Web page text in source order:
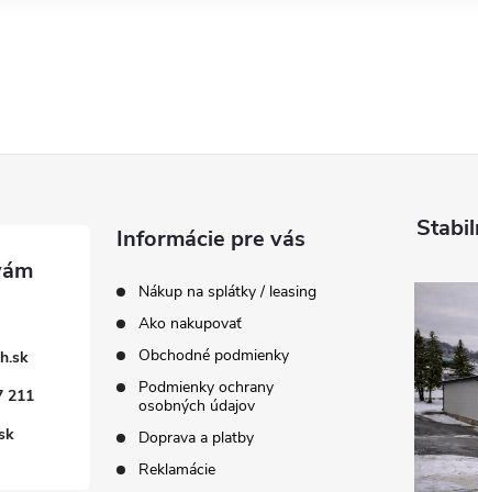
211
Informácie pre vás
Nákup na splátky / leasing
Ako nakupovať
Obchodné podmienky
Podmienky ochrany
osobných údajov
Doprava a platby
Reklamácie